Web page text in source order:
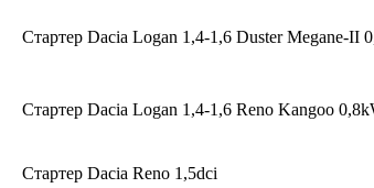
Стартер Dacia Logan 1,4-1,6 Duster Megane-II
Стартер Dacia Logan 1,4-1,6 Reno Kangoo
Стартер Dacia Reno 1,5dci